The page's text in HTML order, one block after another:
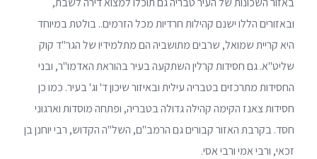
ובאזורים הללו ישנם קהילות חרדיות מכל הזרמים.. בולטת במיוחד
היא קריית שמואל, שרבים מתושביה הם מתלמידיו של הגר"ד קוק
שליט"א. גם חסידות קרלין השתקעה בעיר בהוראת האדמו"ר, ובני
החסידות מתרכזים בטבריה עילית ובאיזור שיכון ד' וג' בעיר. כמו כן
חסידות צאנז הקימה קהילה גדולה בטבריה, ופתחה מוסדות וארגוני
חסד. בקרבת האזור קבורים גם הרמב"ם, השל"ה הקדוש, רבי יוחנן בן
זכאי, ורבי אמי ורבי אסי.